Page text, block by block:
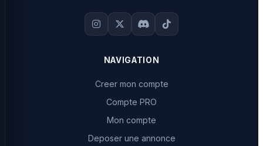
NAVIGATION
Creer mon compte
Compte PRO
Mon compte
Deposer une annonce